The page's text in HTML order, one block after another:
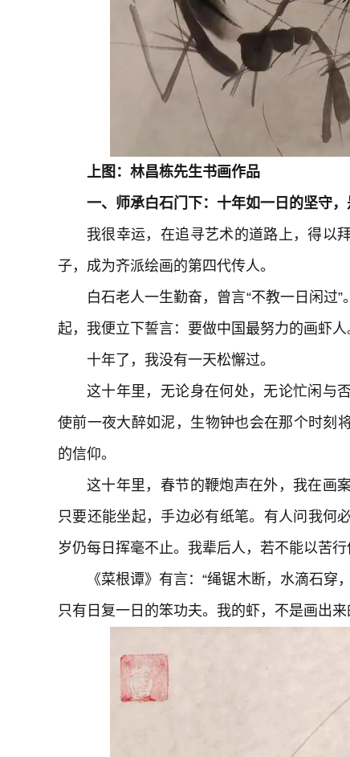
上图：林昌栋先生书画作品
一、师承白石门下：十年如一日的坚守
我很幸运，在追寻艺术的道路上，得以
子，成为齐派绘画的第四代传人。
白石老人一生勤奋，曾言“不教一日闲过
起，我便立下誓言：要做中国最努力的画虾人
十年了，我没有一天松懈过。
这十年里，无论身在何处，无论忙闲与
使前一夜大醉如泥，生物钟也会在那个时
的信仰。
这十年里，春节的鞭炮声在外，我在画
只要还能坐起，手边必有纸笔。有人问我何
岁仍每日挥毫不止。我辈后人，若不能以苦
《菜根谭》有言：“绳锯木断，水滴石穿
只有日复一日的笨功夫。我的虾，不是画出